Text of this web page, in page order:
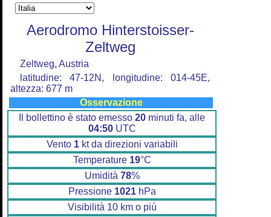
Aerodromo Hinterstoisser-
Zeltweg
Zeltweg, Austria
latitudine: 47-12N, longitudine: 014-45E,
altezza: 677 m
Osservazione
Il bollettino è stato emesso 20 minuti fa, alle
04:50UTC
Vento 1kt da direzioni variabili
Temperature 19°C
Umidità 78%
Pressione 1021hPa
Visibilità 10 km o più